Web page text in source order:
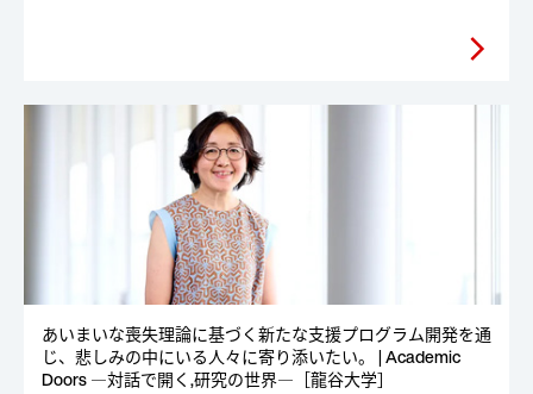
arrow_forward_ios
あいまいな喪失理論に基づく新たな支援プログラム開発を通
じ、悲しみの中にいる人々に寄り添いたい。 | Academic
Doors ―対話で開く,研究の世界―［龍谷大学］